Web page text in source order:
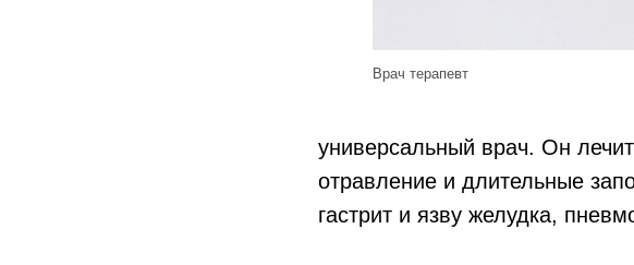
Врач терапевт
универсальный врач. Он
отравление и длительные
гастрит и язву желудка,